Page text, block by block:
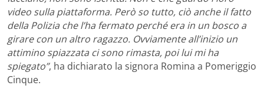
video sulla piattaforma. Però so tutto, ciò anche il fatto
della Polizia che l’ha fermato perché era in un bosco a
girare con un altro ragazzo. Ovviamente all’inizio un
attimino spiazzata ci sono rimasta, poi lui mi ha
spiegato”, ha dichiarato la signora Romina a Pomeriggio
Cinque.